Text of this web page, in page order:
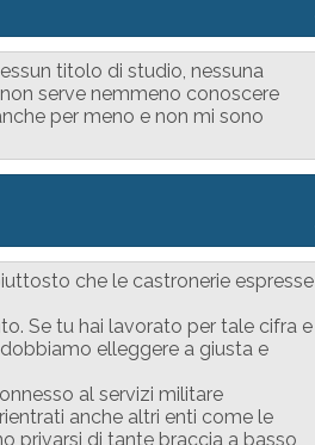
titolo di studio, nessuna
serve nemmeno conoscere
per meno e non mi sono
che le castronerie espresse
Se tu hai lavorato per tale cifra e
elleggere a giusta e
al servizi militare
anche altri enti come le
privarsi di tante braccia a basso